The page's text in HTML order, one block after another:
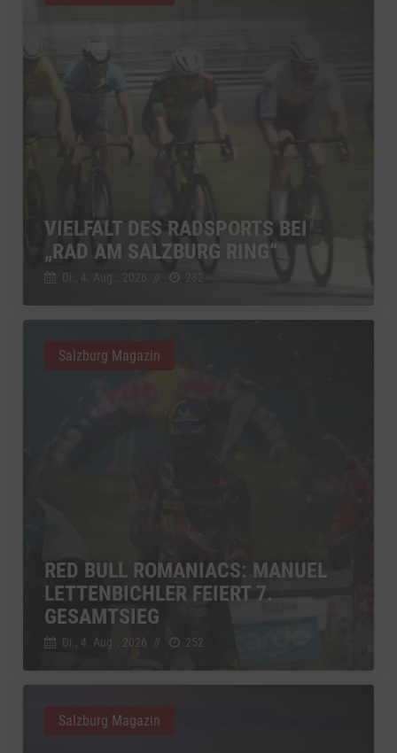
VIELFALT DES RADSPORTS BEI
„RAD AM SALZBURG RING“
Di., 4. Aug.. 2026 // 282
RED BULL ROMANIACS: MANUEL
LETTENBICHLER FEIERT 7.
GESAMTSIEG
Di., 4. Aug.. 2026 // 252
Salzburg Magazin
Salzburg Magazin